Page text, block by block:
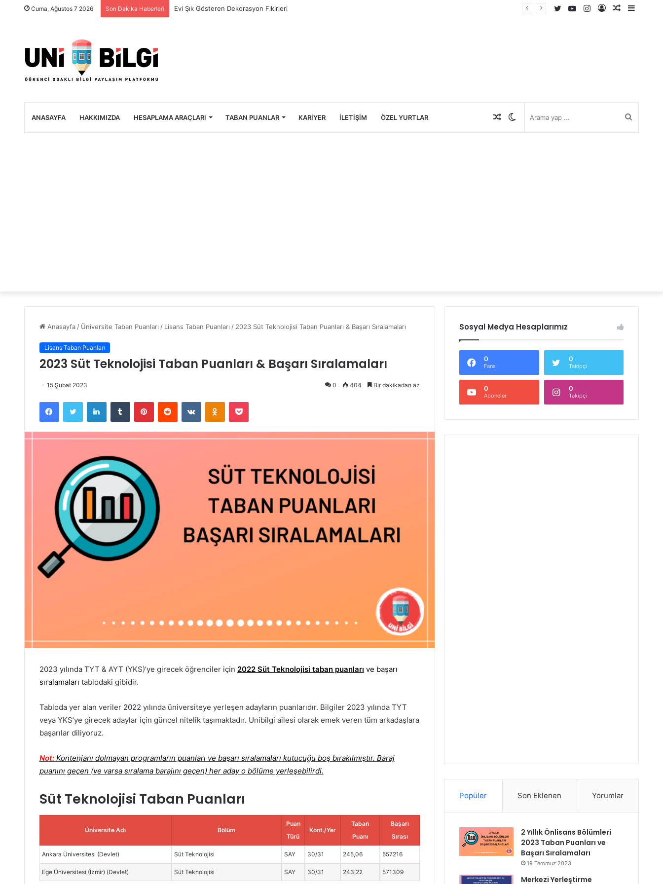
Cuma, Ağustos 7 2026 Son Dakika Haberleri Üniversite Öğrencileri İçin Ekonomik Tatil Rehberi
Rastgele
Kayıt
Instagram
YouTube
Twitter
ANASAYFA HAKKIMIZDA HESAPLAMA ARAÇLARI TABAN PUANLAR KARIYER İLETIŞIM ÖZEL YURTLAR Rastgele
Anasayfa / Üniversite Taban Puanları / Lisans Taban Puanları / 2023 Süt Teknolojisi Taban Puanları & Başarı Sıralamaları
Lisans Taban Puanları
2023 Süt Teknolojisi Taban Puanları & Başarı Sıralamaları
15 Şubat 2023 0 404 Bir dakikadan az
Facebook Twitter LinkedIn Tumblr Pinterest Reddit VKontakte Odnoklassniki Pocket
2023 yılında TYT & AYT (YKS)’ye girecek öğrenciler için 2022 Süt Teknolojisi taban puanları ve başarı
sıralamaları tablodaki gibidir.
Tabloda yer alan veriler 2022 yılında üniversiteye yerleşen adayların puanlarıdır. Bilgiler 2023 yılında TYT
veya YKS’ye girecek adaylar için güncel nitelik taşımaktadır. Unibilgi ailesi olarak emek veren tüm arkadaşlara
başarılar diliyoruz.
Not: Kontenjanı dolmayan programların puanları ve başarı sıralamaları kutucuğu boş bırakılmıştır. Baraj
puanını geçen (ve varsa sıralama barajını geçen) her aday o bölüme yerleşebilirdi.
Süt Teknolojisi Taban Puanları
Üniversite Adı Bölüm
Puan
Türü
Kont./Yer
Taban
Puanı
Başarı
Sırası
Ankara Üniversitesi (Devlet) Süt Teknolojisi SAY 30/31 245,06 557216
Ege Üniversitesi (İzmir) (Devlet) Süt Teknolojisi SAY 30/31 243,22 571309
Sosyal Medya Hesaplarımız
0
Fans
0
Takipçi
0
Aboneler
0
Takipçi
Popüler Son Eklenen Yorumlar
2 Yıllık Önlisans Bölümleri
2023 Taban Puanları ve
Başarı Sıralamaları
19 Temmuz 2023
Merkezi Yerleştirme